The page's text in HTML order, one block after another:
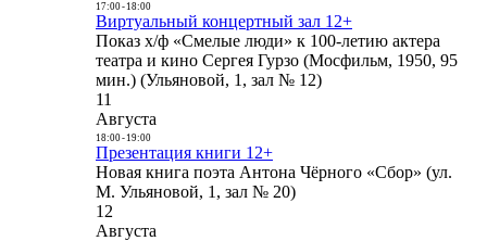
17:00- 18:00
Виртуальный концертный зал 12+
Показ х/ф «Смелые люди» к 100-летию актера
театра и кино Сергея Гурзо (Мосфильм, 1950, 95
мин.) (Ульяновой, 1, зал № 12)
11
Августа
18:00- 19:00
Презентация книги 12+
Новая книга поэта Антона Чёрного «Сбор» (ул.
М. Ульяновой, 1, зал № 20)
12
Августа